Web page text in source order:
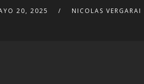
20, 2025 NICOLAS VERGARAI